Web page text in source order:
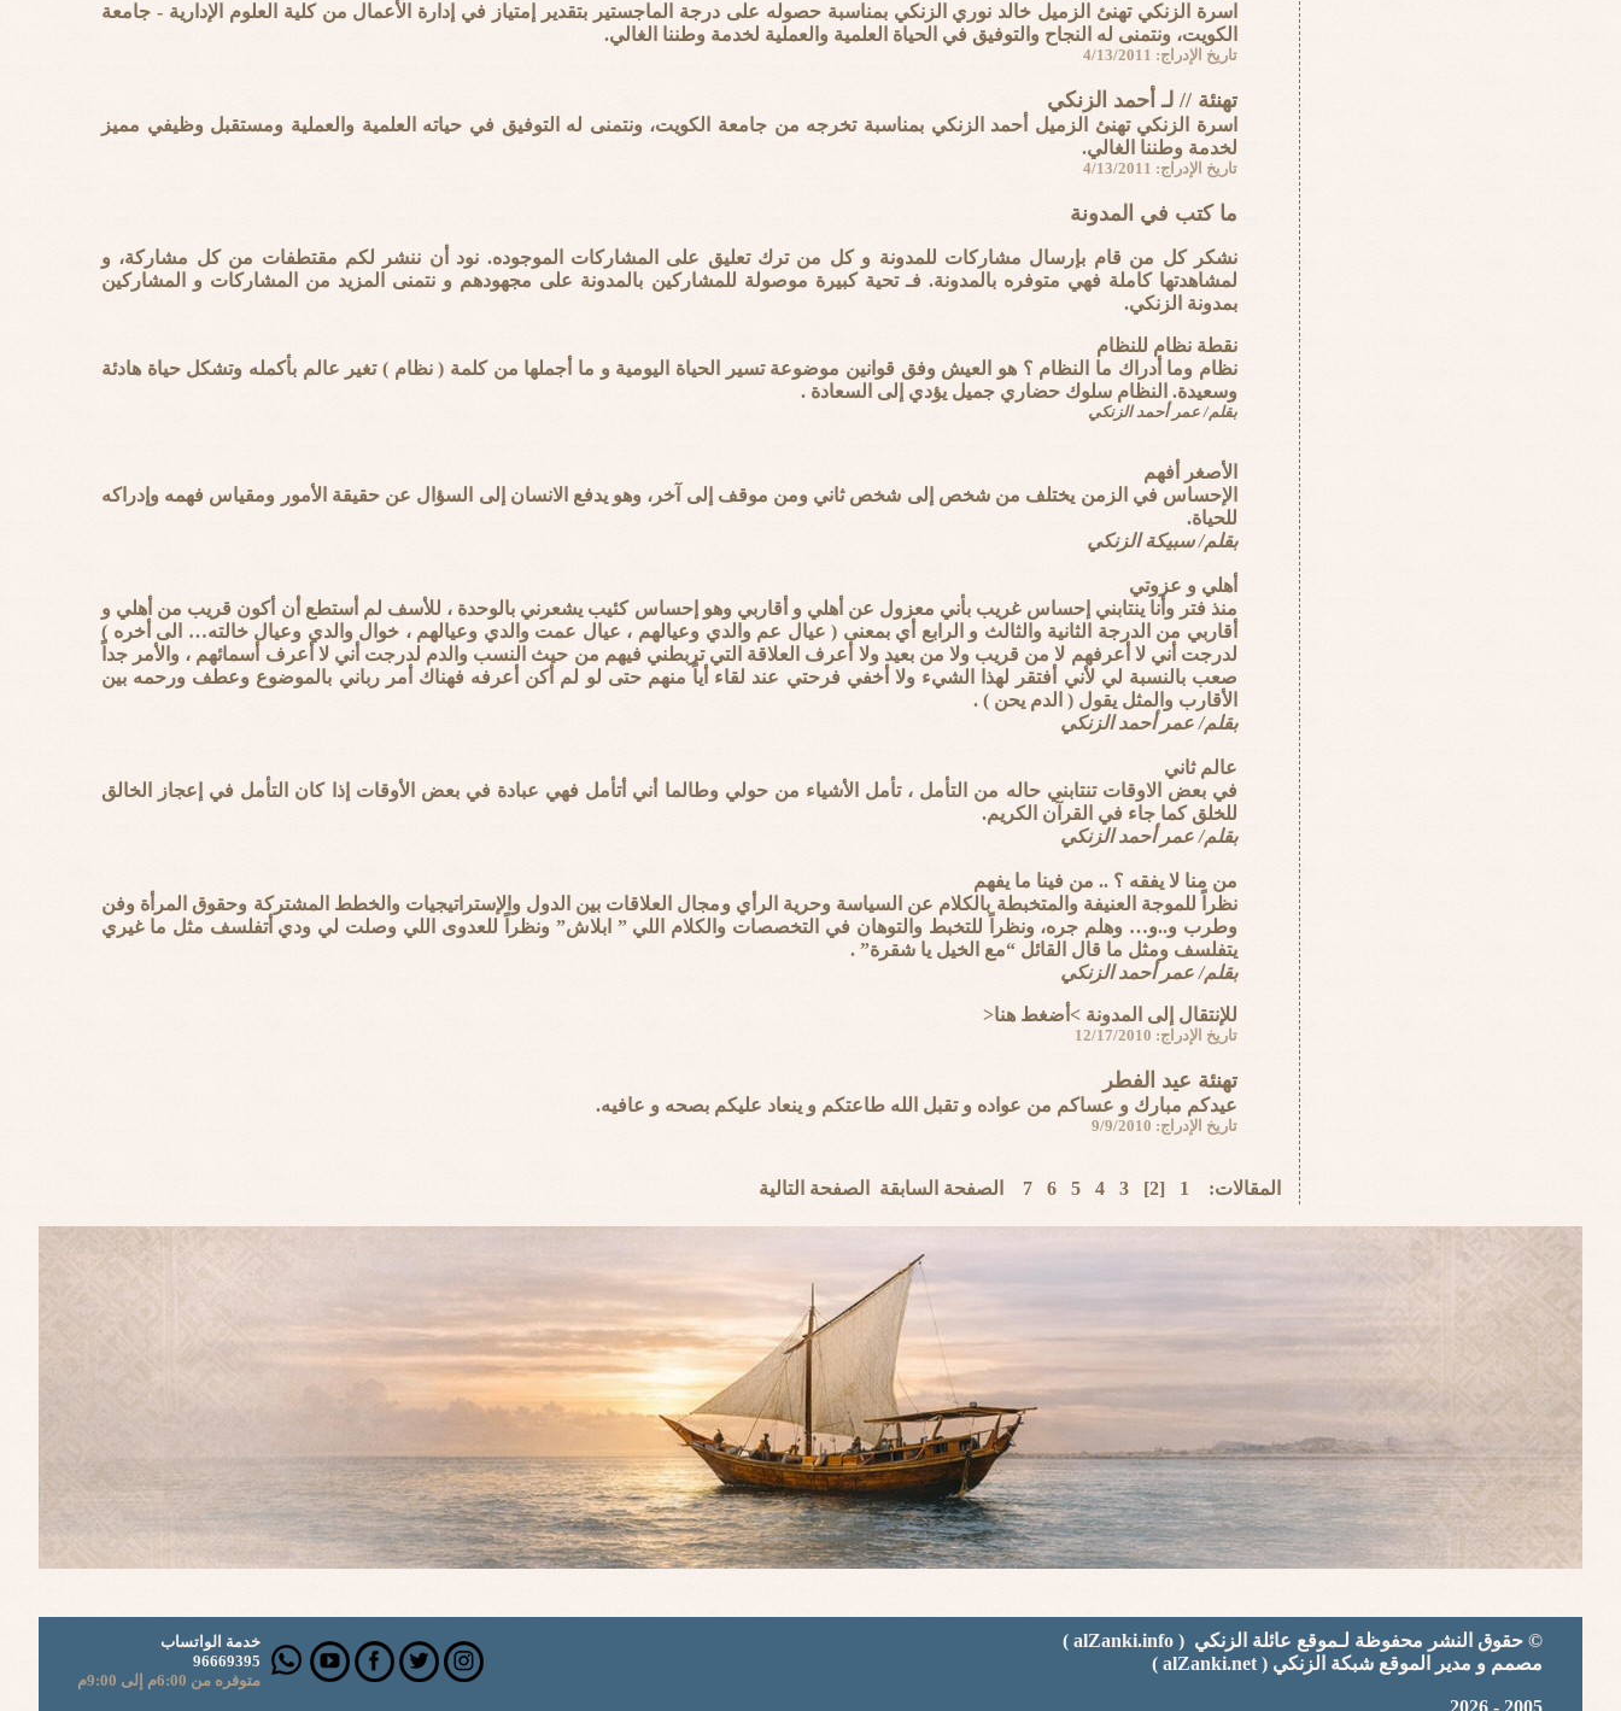
اسرة الزنكي تهنئ الزميل خالد نوري الزنكي بمناسبة حصوله على درجة الماجستير بتقدير إمتياز في إدارة الأعمال من كلية العلوم الإدارية - جامعة
الكويت، ونتمنى له النجاح والتوفيق في الحياة العلمية والعملية لخدمة وطننا الغالي.
تاريخ الإدراج: 4/13/2011
تهنئة // لـ أحمد الزنكي
اسرة الزنكي تهنئ الزميل أحمد الزنكي بمناسبة تخرجه من جامعة الكويت، ونتمنى له التوفيق في حياته العلمية والعملية ومستقبل وظيفي مميز
لخدمة وطننا الغالي.
تاريخ الإدراج: 4/13/2011
ما كتب في المدونة
نشكر كل من قام بإرسال مشاركات للمدونة و كل من ترك تعليق على المشاركات الموجوده. نود أن ننشر لكم مقتطفات من كل مشاركة، و
لمشاهدتها كاملة فهي متوفره بالمدونة. فـ تحية كبيرة موصولة للمشاركين بالمدونة على مجهودهم و نتمنى المزيد من المشاركات و المشاركين
بمدونة الزنكي.
نقطة نظام للنظام
نظام وما أدراك ما النظام ؟ هو العيش وفق قوانين موضوعة تسير الحياة اليومية و ما أجملها من كلمة ( نظام ) تغير عالم بأكمله وتشكل حياة هادئة
وسعيدة. النظام سلوك حضاري جميل يؤدي إلى السعادة .
بقلم/ عمر أحمد الزنكي
الأصغر أفهم
الإحساس في الزمن يختلف من شخص إلى شخص ثاني ومن موقف إلى آخر، وهو يدفع الانسان إلى السؤال عن حقيقة الأمور ومقياس فهمه وإدراكه
للحياة.
بقلم/ سبيكة الزنكي
أهلي و عزوتي
منذ فتر وأنا ينتابني إحساس غريب بأني معزول عن أهلي و أقاربي وهو إحساس كئيب يشعرني بالوحدة ، للأسف لم أستطع أن أكون قريب من أهلي و
أقاربي من الدرجة الثانية والثالث و الرابع أي بمعنى ( عيال عم والدي وعيالهم ، عيال عمت والدي وعيالهم ، خوال والدي وعيال خالته… الى أخره )
لدرجت أني لا أعرفهم لا من قريب ولا من بعيد ولا أعرف العلاقة التي تربطني فيهم من حيث النسب والدم لدرجت أني لا أعرف أسمائهم ، والأمر جداً
صعب بالنسبة لي لأني أفتقر لهذا الشيء ولا أخفي فرحتي عند لقاء أياً منهم حتى لو لم أكن أعرفه فهناك أمر رباني بالموضوع وعطف ورحمه بين
الأقارب والمثل يقول ( الدم يحن ) .
بقلم/ عمر أحمد الزنكي
عالم ثاني
في بعض الاوقات تنتابني حاله من التأمل ، تأمل الأشياء من حولي وطالما أني أتأمل فهي عبادة في بعض الأوقات إذا كان التأمل في إعجاز الخالق
للخلق كما جاء في القرآن الكريم.
بقلم/ عمر أحمد الزنكي
من منا لا يفقه ؟ .. من فينا ما يفهم
نظراً للموجة العنيفة والمتخبطة بالكلام عن السياسة وحرية الرأي ومجال العلاقات بين الدول والإستراتيجيات والخطط المشتركة وحقوق المرأة وفن
وطرب و..و… وهلم جره، ونظراً للتخبط والتوهان في التخصصات والكلام اللي ” ابلاش” ونظراً للعدوى اللي وصلت لي ودي أتفلسف مثل ما غيري
يتفلسف ومثل ما قال القائل “مع الخيل يا شقرة” .
بقلم/ عمر أحمد الزنكي
للإنتقال إلى المدونة >أضغط هنا<
تاريخ الإدراج: 12/17/2010
تهنئة عيد الفطر
عيدكم مبارك و عساكم من عواده و تقبل الله طاعتكم و ينعاد عليكم بصحه و عافيه.
تاريخ الإدراج: 9/9/2010
المقالات: 1 [2] 3 4 5 6 7 الصفحة السابقة الصفحة التالية